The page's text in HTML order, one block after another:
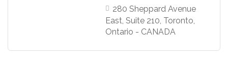
280 Sheppard Avenue
East, Suite 210, Toronto,
Ontario - CANADA